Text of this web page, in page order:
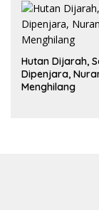
Hutan Dijarah,
Dipenjara,
Menghilang